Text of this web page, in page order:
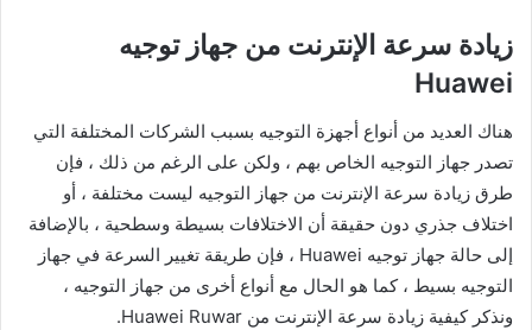
زيادة سرعة الإنترنت من جهاز توجيه
Huawei
هناك العديد من أنواع أجهزة التوجيه بسبب الشركات المختلفة التي
تصدر جهاز التوجيه الخاص بهم ، ولكن على الرغم من ذلك ، فإن
طرق زيادة سرعة الإنترنت من جهاز التوجيه ليست مختلفة ، أو
اختلاف جذري دون حقيقة أن الاختلافات بسيطة وسطحية ، بالإضافة
إلى حالة جهاز توجيه Huawei ، فإن طريقة تغيير السرعة في جهاز
التوجيه بسيط ، كما هو الحال مع أنواع أخرى من جهاز التوجيه ،
ونذكر كيفية زيادة سرعة الإنترنت من Huawei Ruwar.